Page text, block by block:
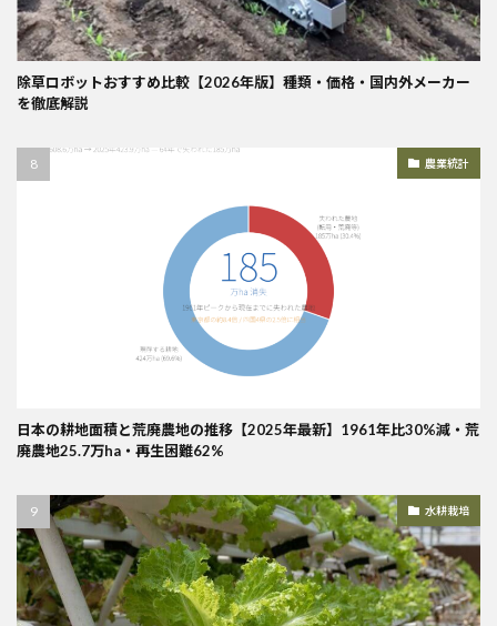
除草ロボットおすすめ比較【2026年版】種類・価格・国内外メーカー
を徹底解説
農業統計
日本の耕地面積と荒廃農地の推移【2025年最新】1961年比30%減・荒
廃農地25.7万ha・再生困難62%
水耕栽培